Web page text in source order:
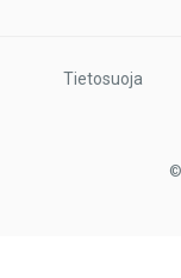
Tietosuoja